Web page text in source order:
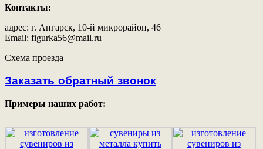
Контакты:
адрес: г. Ангарск, 10-й микрорайон, 46
Email: figurka56@mail.ru
Схема проезда
Заказать обратный звонок
Примеры наших работ: